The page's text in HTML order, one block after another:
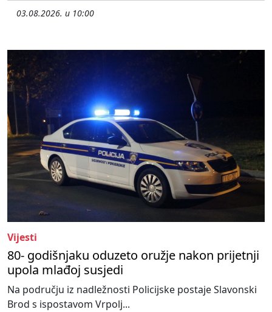
03.08.2026. u 10:00
Vijesti
80- godišnjaku oduzeto oružje nakon prijetnji
upola mlađoj susjedi
Na području iz nadležnosti Policijske postaje Slavonski
Brod s ispostavom Vrpolj...